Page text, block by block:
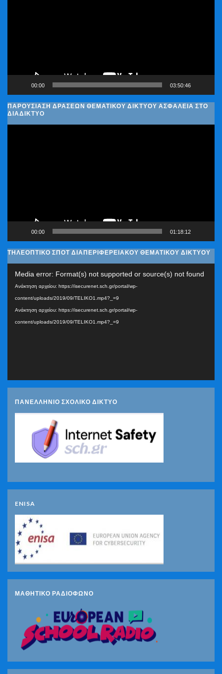
00:00 03:50:46
ΠΑΡΟΥΣΊΑΣΗ ΔΡΆΣΕΩΝ ΘΕΜΑΤΙΚΟΎ ΔΙΚΤΎΟΥ ΑΣΦΆΛΕΙΑ ΣΤΟ
ΔΙΑΔΊΚΤΥΟ
00:00 01:18:12
ΤΗΛΕΟΠΤΙΚΟ ΣΠΟΤ ΔΙΑΠΕΡΙΦΕΡΕΙΑΚΟΥ ΘΕΜΑΤΙΚΟΥ ΔΙΚΤΥΟΥ
Media error: Format(s) not supported or source(s) not found
Ανάκτηση αρχείου: https://isecurenet.sch.gr/portal/wp-
content/uploads/2019/09/TELIKO1.mp4?_=9
Ανάκτηση αρχείου: https://isecurenet.sch.gr/portal/wp-
content/uploads/2019/09/TELIKO1.mp4?_=9
ΠΑΝΕΛΛΗΝΙΟ ΣΧΟΛΙΚΟ ΔΙΚΤΥΟ
ENISA
ΜΑΘΗΤΙΚΟ ΡΑΔΙΟΦΩΝΟ